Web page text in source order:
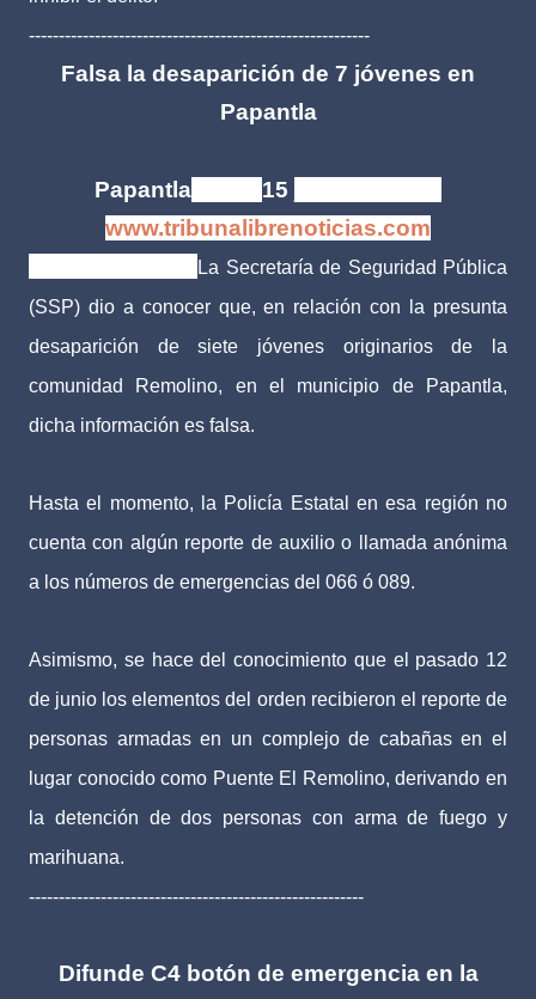
---------------------------------------------------------
Falsa la desaparición de 7 jóvenes en
Papantla
Papantla 15
www.tribunalibrenoticias.com
La Secretaría de Seguridad Pública
(SSP) dio a conocer que, en relación con la presunta
desaparición de siete jóvenes originarios de la
comunidad Remolino, en el municipio de Papantla,
dicha información es falsa.
Hasta el momento, la Policía Estatal en esa región no
cuenta con algún reporte de auxilio o llamada anónima
a los números de emergencias del 066 ó 089.
Asimismo, se hace del conocimiento que el pasado 12
de junio los elementos del orden recibieron el reporte de
personas armadas en un complejo de cabañas en el
lugar conocido como Puente El Remolino, derivando en
la detención de dos personas con arma de fuego y
marihuana.
--------------------------------------------------------
Difunde C4 botón de emergencia en la